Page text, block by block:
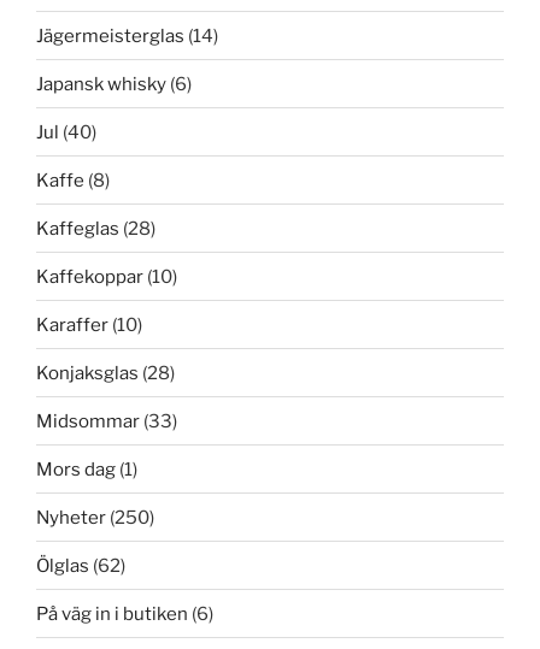
Jägermeisterglas (14)
Japansk whisky (6)
Jul (40)
Kaffe (8)
Kaffeglas (28)
Kaffekoppar (10)
Karaffer (10)
Konjaksglas (28)
Midsommar (33)
Mors dag (1)
Nyheter (250)
Ölglas (62)
På väg in i butiken (6)